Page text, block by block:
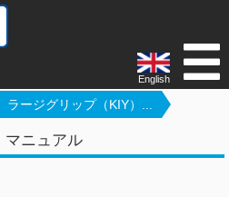
English
ラージグリップ（KIY）...
ニュアル